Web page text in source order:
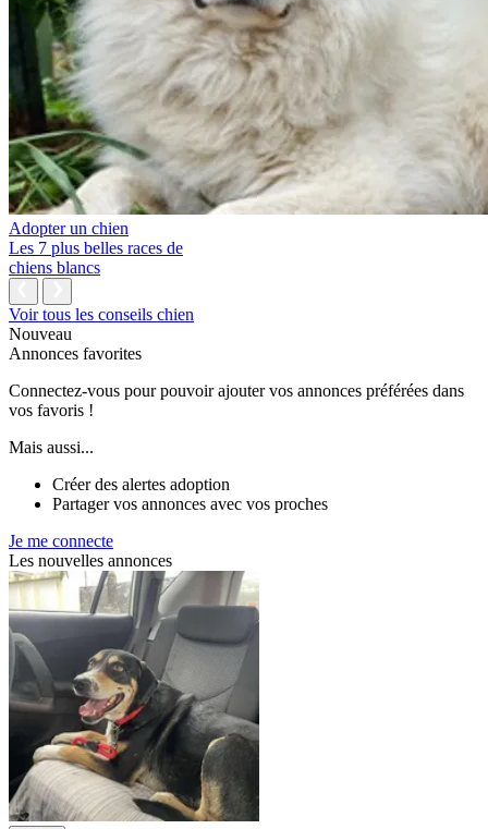
Adopter un chien
Les 7 plus belles races de
chiens blancs
Voir tous les conseils chien
Nouveau
Annonces favorites
Connectez-vous pour pouvoir ajouter vos annonces préférées dans
vos favoris !
Mais aussi...
Créer des alertes adoption
Partager vos annonces avec vos proches
Je me connecte
Les nouvelles annonces